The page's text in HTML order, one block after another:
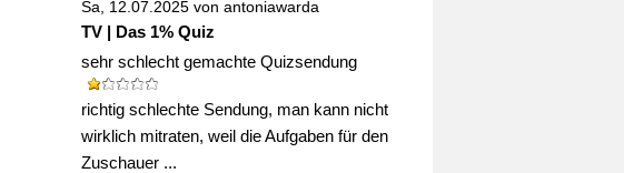
Sa, 12.07.2025 von antoniawarda
TV | Das 1% Quiz
sehr schlecht gemachte Quizsendung
richtig schlechte Sendung, man kann nicht
wirklich mitraten, weil die Aufgaben für den
Zuschauer ...